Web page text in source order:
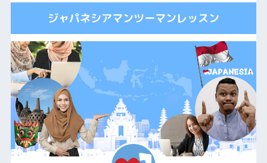
ジャパネシアマンツーマンレッスン